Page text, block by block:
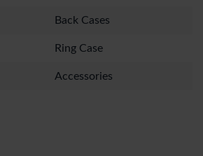
Back Cases
Ring Case
Accessories